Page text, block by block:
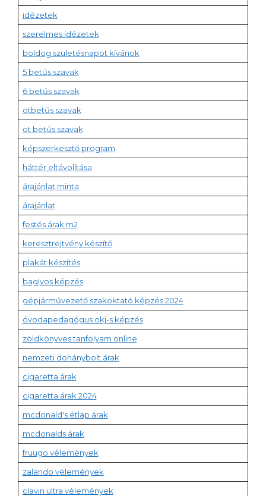
idézetek
szerelmes idézetek
boldog születésnapot kívánok
5 betűs szavak
6 betűs szavak
ötbetűs szavak
öt betűs szavak
képszerkesztő program
háttér eltávolítása
árajánlat minta
árajánlat
festés árak m2
keresztrejtvény készítő
plakát készítés
baglyos képzés
gépjárművezető szakoktató képzés 2024
óvodapedagógus okj-s képzés
zöldkönyves tanfolyam online
nemzeti dohánybolt árak
cigaretta árak
cigaretta árak 2024
mcdonald's étlap árak
mcdonalds árak
fruugo vélemények
zalando vélemények
clavin ultra vélemények